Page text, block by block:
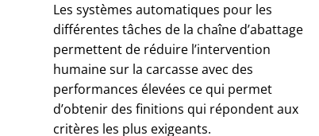
Les systèmes automatiques pour les
différentes tâches de la chaîne d’abattage
permettent de réduire l’intervention
humaine sur la carcasse avec des
performances élevées ce qui permet
d’obtenir des finitions qui répondent aux
critères les plus exigeants.